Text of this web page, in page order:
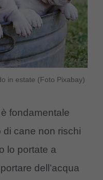
in estate (Foto Pixabay)
fondamentale
cane non rischi
lo portate a
dell’acqua